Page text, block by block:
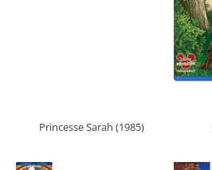
Princesse Sarah (1985)